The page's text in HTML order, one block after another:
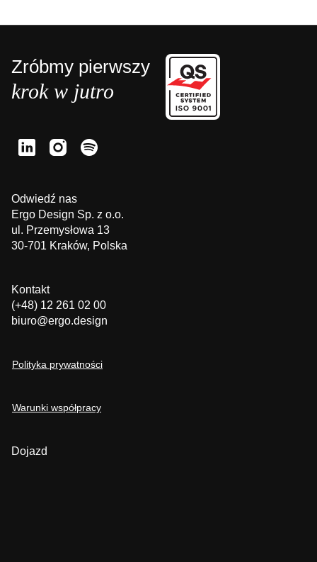
Zróbmy pierwszy
krok w jutro
Odwiedź nas
Ergo Design Sp. z o.o.
ul. Przemysłowa 13
30-701 Kraków, Polska
Kontakt
(+48) 12 261 02 00
biuro@ergo.design
Dojazd
Polityka prywatności
Warunki współpracy